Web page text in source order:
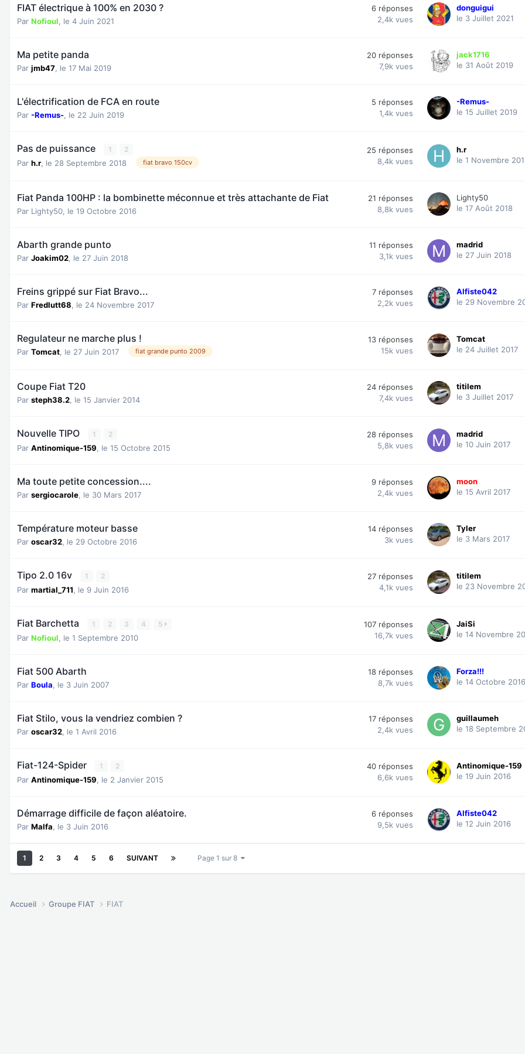
FIAT électrique à 100% en 2030 ?
Par Nofioul, le 4 Juin 2021
6 réponses
2,4k vues
donguigui
le 3 Juillet 2021
Ma petite panda
Par jmb47, le 17 Mai 2019
20 réponses
7,9k vues
jack1716
le 31 Août 2019
L'électrification de FCA en route
Par -Remus-, le 22 Juin 2019
5 réponses
1,4k vues
-Remus-
le 15 Juillet 2019
Pas de puissance 1 2
Par h.r, le 28 Septembre 2018 fiat bravo 150cv
25 réponses
8,4k vues
h.r
le 1 Novembre
Fiat Panda 100HP : la bombinette méconnue et très attachante de Fiat
Par Lighty50, le 19 Octobre 2016
21 réponses
8,8k vues
Lighty50
le 17 Août 2018
Abarth grande punto
Par Joakim02, le 27 Juin 2018
11 réponses
3,1k vues
madrid
le 27 Juin 2018
Freins grippé sur Fiat Bravo...
Par Fredlutt68, le 24 Novembre 2017
7 réponses
2,2k vues
Alfiste042
le 29 Novembre
Regulateur ne marche plus !
Par Tomcat, le 27 Juin 2017 fiat grande punto 2009
13 réponses
15k vues
Tomcat
le 24 Juillet 2017
Coupe Fiat T20
Par steph38.2, le 15 Janvier 2014
24 réponses
7,4k vues
titilem
le 3 Juillet 2017
Nouvelle TIPO 1 2
Par Antinomique-159, le 15 Octobre 2015
28 réponses
5,8k vues
madrid
le 10 Juin 2017
Ma toute petite concession....
Par sergiocarole, le 30 Mars 2017
9 réponses
2,4k vues
moon
le 15 Avril 2017
Température moteur basse
Par oscar32, le 29 Octobre 2016
14 réponses
3k vues
Tyler
le 3 Mars 2017
Tipo 2.0 16v 1 2
Par martial_711, le 9 Juin 2016
27 réponses
4,1k vues
titilem
le 23 Novembre
Fiat Barchetta 1 2 3 4 5
Par Nofioul, le 1 Septembre 2010
107 réponses
16,7k vues
JaiSi
le 14 Novembre
Fiat 500 Abarth
Par Boula, le 3 Juin 2007
18 réponses
8,7k vues
Forza!!!
le 14 Octobre 2016
Fiat Stilo, vous la vendriez combien ?
Par oscar32, le 1 Avril 2016
17 réponses
2,4k vues
guillaumeh
le 18 Septembre
Fiat-124-Spider 1 2
Par Antinomique-159, le 2 Janvier 2015
40 réponses
6,6k vues
Antinomique-159
le 19 Juin 2016
Démarrage difficile de façon aléatoire.
Par Malfa, le 3 Juin 2016
6 réponses
9,5k vues
Alfiste042
le 12 Juin 2016
1 2 3 4 5 6 SUIVANT Page 1 sur 8
Accueil Groupe FIAT FIAT